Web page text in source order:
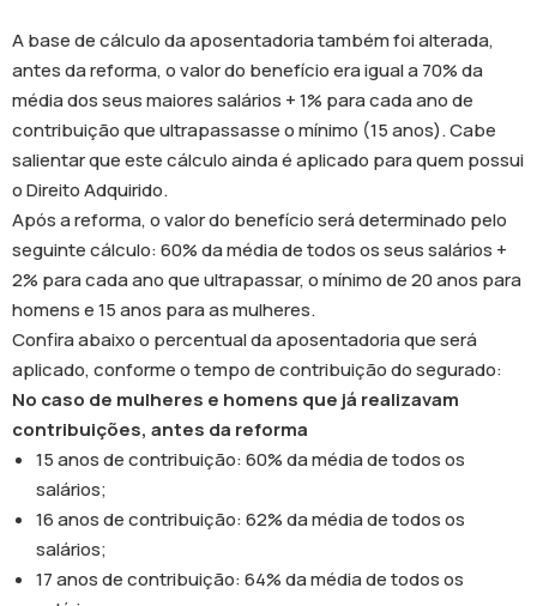
A base de cálculo da aposentadoria também foi alterada,
antes da reforma, o valor do benefício era igual a 70% da
média dos seus maiores salários + 1% para cada ano de
contribuição que ultrapassasse o mínimo (15 anos). Cabe
salientar que este cálculo ainda é aplicado para quem possui
o Direito Adquirido.
Após a reforma, o valor do benefício será determinado pelo
seguinte cálculo: 60% da média de todos os seus salários +
2% para cada ano que ultrapassar, o mínimo de 20 anos para
homens e 15 anos para as mulheres.
Confira abaixo o percentual da aposentadoria que será
aplicado, conforme o tempo de contribuição do segurado:
No caso de mulheres e homens que já realizavam
contribuições, antes da reforma
15 anos de contribuição: 60% da média de todos os
salários;
16 anos de contribuição: 62% da média de todos os
salários;
17 anos de contribuição: 64% da média de todos os